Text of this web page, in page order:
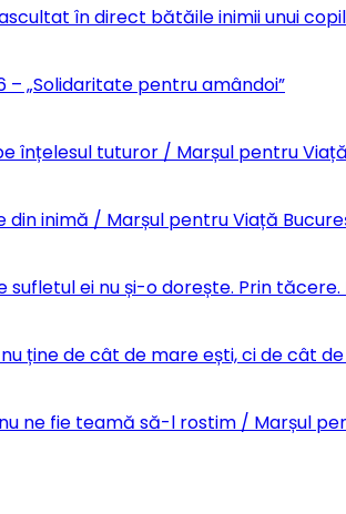
în direct bătăile inimii unui
„Solidaritate pentru amândoi”
înțelesul tuturor / Marșul pentru
inimă / Marșul pentru Viață
sufletul ei nu și-o dorește. Prin
ține de cât de mare ești, ci de cât
ne fie teamă să-l rostim / Marșul